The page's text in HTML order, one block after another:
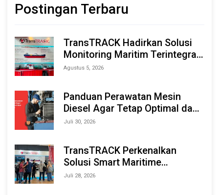
Postingan Terbaru
TransTRACK Hadirkan Solusi
Monitoring Maritim Terintegrasi
Berbasis AI & IoT di Indonesia
Agustus 5, 2026
Panduan Perawatan Mesin
Diesel Agar Tetap Optimal dan
Tahan Lama
Juli 30, 2026
TransTRACK Perkenalkan
Solusi Smart Maritime
Monitoring Berbasis AI dan IoT
Juli 28, 2026